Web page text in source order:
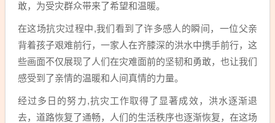
敢，为受灾群众带来了希望和温暖。
在这场抗灾过程中,我们看到了许多感人的瞬间，一位父亲
背着孩子艰难前行，一家人在齐膝深的洪水中携手前行，这
些画面不仅展现了人们在灾难面前的坚韧和勇敢，也让我们
感受到了亲情的温暖和人间真情的力量。
经过多日的努力,抗灾工作取得了显著成效，洪水逐渐退
去，道路恢复了通畅，人们的生活秩序也逐渐恢复，在这场